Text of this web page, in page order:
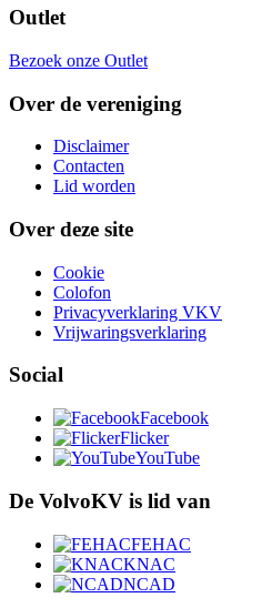
Outlet
Bezoek onze Outlet
Over de vereniging
Disclaimer
Contacten
Lid worden
Over deze site
Cookie
Colofon
Privacyverklaring VKV
Vrijwaringsverklaring
Social
Facebook
Flicker
YouTube
De VolvoKV is lid van
FEHAC
KNAC
NCAD